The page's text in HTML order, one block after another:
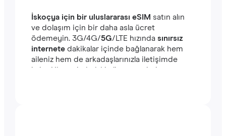
İskoçya için bir uluslararası eSIM satın alın
ve dolaşım için bir daha asla ücret
ödemeyin. ‎3G/4G/5G/LTE hızında sınırsız
internetedakikalar içinde bağlanarak hem
aileniz hem de arkadaşlarınızla iletişimde
kalın. Hizmetlerimizi kullanmaya kolayca